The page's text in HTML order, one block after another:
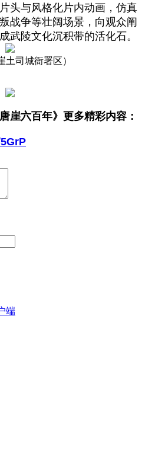
头与风格化片内动画，仿真
战争等壮阔场景，向观众阐
武陵文化沉积带的活化石。
土司城衙署区）
崖六百年》 更多精彩内容：
端